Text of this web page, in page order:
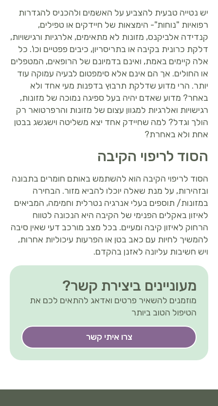
יש נטייה טבעית להצביע על האשמים ולהכניס להגדרות
רפואיות "נוחות"- הימצאות של חיידקים או טפילים,
קנדידה אלביקנס, מזונות לא מתאימים, אלרגיות ורגישויות,
דלקת כרונית בקיבה או בתריסריון, כיבים פפטיים וכו'. כל
אלה קיימים באמת, ואינם בדמיונם של הרופאים, המטפלים
או החולים. אך הם אינם אלא סימפטום לבעיה עמוקה עוד
יותר. הרי מדוע שדלקת תרבוץ בדפנות מעי אחד ולא
באחר? מדוע שאדם יהיה בעל ספיגה נמוכה של מזונות,
רגישויות ואלרגיות למגוון עצום של מזונות והרפרטואר רק
הולך וגדל? למה שחיידק אחד יצא משליטה וישגשג בבטן
אחת ולא באחרת?
הסוד לריפוי הקיבה
הסוד לריפוי הקיבה הוא להשתמש באותם חומרים בתבונה
ובזהירות, על מנת שאלה יוכלו להביא מזור. הבחירה
במזונות/ תוספים בעלי אנרגיה נטרלית וחמימה, המביאים
לאיזון באקלים הפנימי של הקיבה היא הנכונה לטווח
הרחוק לאיזון קיבה ומעיים. בכל מצב מורכב דעי שאין סיבה
להמשיך לחיות עם כאב בטן או הפרעות עיכוליות אחרות,
ויש חשיבות עליונה לאזנן בהקדם.
מעוניינים ביצירת קשר?
מוזמנים להשאיר פרטים ואדאג להתאים לכם את
הטיפול הטוב ביותר
צרו איתי קשר